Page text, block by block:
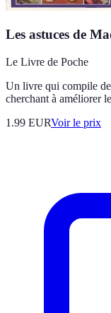
Les astuces de
Le Livre de Poche
Un livre qui compile
cherchant à améliorer
1.99 EURVoir le prix